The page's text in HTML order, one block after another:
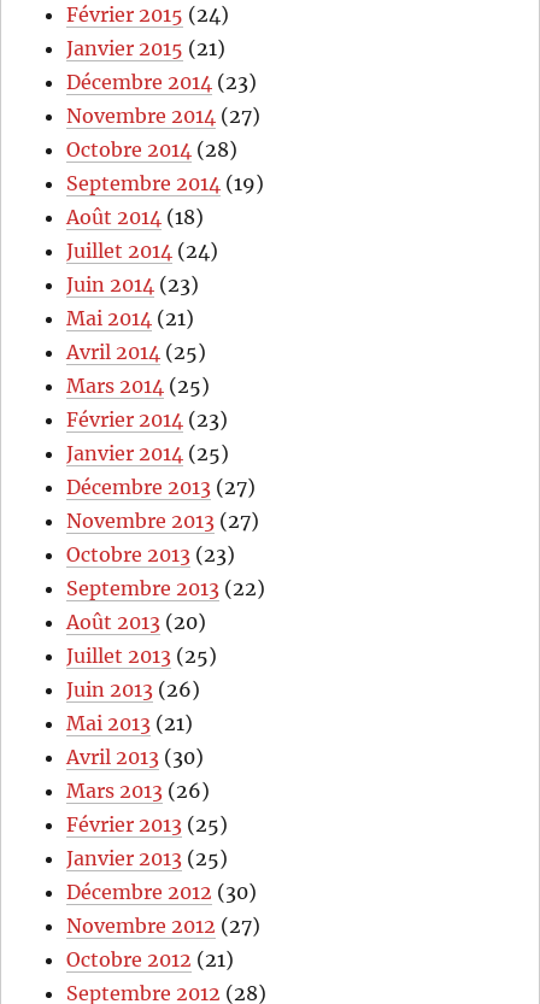
Février 2015 (24)
Janvier 2015 (21)
Décembre 2014 (23)
Novembre 2014 (27)
Octobre 2014 (28)
Septembre 2014 (19)
Août 2014 (18)
Juillet 2014 (24)
Juin 2014 (23)
Mai 2014 (21)
Avril 2014 (25)
Mars 2014 (25)
Février 2014 (23)
Janvier 2014 (25)
Décembre 2013 (27)
Novembre 2013 (27)
Octobre 2013 (23)
Septembre 2013 (22)
Août 2013 (20)
Juillet 2013 (25)
Juin 2013 (26)
Mai 2013 (21)
Avril 2013 (30)
Mars 2013 (26)
Février 2013 (25)
Janvier 2013 (25)
Décembre 2012 (30)
Novembre 2012 (27)
Octobre 2012 (21)
Septembre 2012 (28)